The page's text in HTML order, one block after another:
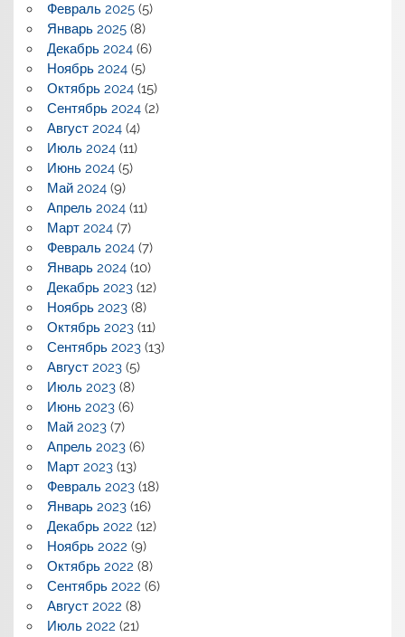
Февраль 2025(5)
Январь 2025(8)
Декабрь 2024(6)
Ноябрь 2024(5)
Октябрь 2024(15)
Сентябрь 2024(2)
Август 2024(4)
Июль 2024(11)
Июнь 2024(5)
Май 2024(9)
Апрель 2024(11)
Март 2024(7)
Февраль 2024(7)
Январь 2024(10)
Декабрь 2023(12)
Ноябрь 2023(8)
Октябрь 2023(11)
Сентябрь 2023(13)
Август 2023(5)
Июль 2023(8)
Июнь 2023(6)
Май 2023(7)
Апрель 2023(6)
Март 2023(13)
Февраль 2023(18)
Январь 2023(16)
Декабрь 2022 (12)
Ноябрь 2022 (9)
Октябрь 2022 (8)
Сентябрь 2022 (6)
Август 2022 (8)
Июль 2022 (21)